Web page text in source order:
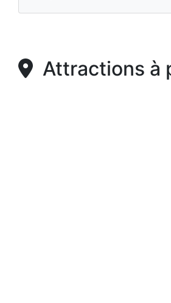
Attractions à